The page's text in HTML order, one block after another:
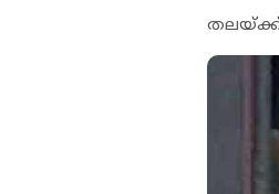
തലയ്ക്ക്